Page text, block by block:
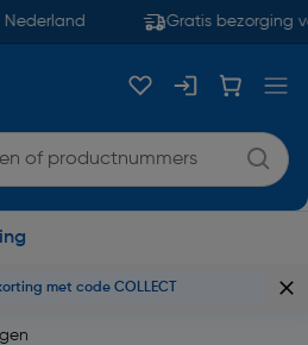
Gratis bezorging
met code COLLECT